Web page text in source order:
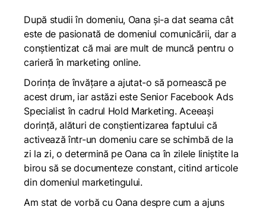
După studii în domeniu, Oana și-a dat seama cât
este de pasionată de domeniul comunicării, dar a
conștientizat că mai are mult de muncă pentru o
carieră în marketing online.
Dorința de învățare a ajutat-o să pornească pe
acest drum, iar astăzi este Senior Facebook Ads
Specialist în cadrul Hold Marketing. Aceeași
dorință, alături de conștientizarea faptului că
activează într-un domeniu care se schimbă de la
zi la zi, o determină pe Oana ca în zilele liniștite la
birou să se documenteze constant, citind articole
din domeniul marketingului.
Am stat de vorbă cu Oana despre cum a ajuns